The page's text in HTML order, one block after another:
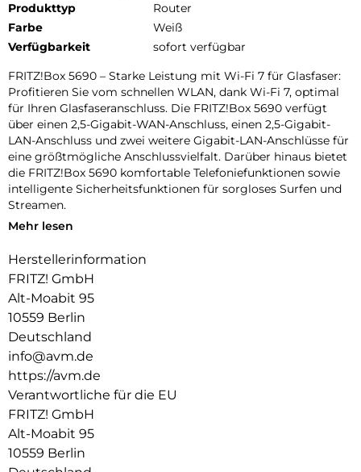
Produkttyp
Router
Farbe
Weiß
Verfügbarkeit
sofort verfügbar
FRITZ!Box 5690 – Starke Leistung mit Wi-Fi 7 für Glasfaser:
Profitieren Sie vom schnellen WLAN, dank Wi-Fi 7, optimal
für Ihren Glasfaseranschluss. Die FRITZ!Box 5690 verfügt
über einen 2,5-Gigabit-WAN-Anschluss, einen 2,5-Gigabit-
LAN-Anschluss und zwei weitere Gigabit-LAN-Anschlüsse für
eine größtmögliche Anschlussvielfalt. Darüber hinaus bietet
die FRITZ!Box 5690 komfortable Telefoniefunktionen sowie
intelligente Sicherheitsfunktionen für sorgloses Surfen und
Streamen.
Wi-Fi 7 – Die neue Generation WLAN mit Multi-Gigabit!:
noch stärkere Verbindungen für viele Geräte. Es ist daher
ideal für Echtzeitanwendungen wie Gaming, Virtual Reality
oder Videokonferenzen. Wi-Fi 7 ist perfekt in die FRITZ!-
Umgebung integriert – alle WLAN-Geräte arbeiten im WLAN
Mesh optimal zusammen und bieten Ihnen
Höchstgeschwindigkeit.
Die neueste WLAN-Generation hat einige Tricks gelernt, um
Ihr WLAN-Erlebnis zu perfektionieren: Multi-Link-Operation
Frequenzbändern gleichzeitig Daten zu senden und zu
empfangen. Mit dem Punctured Mode kann Ihr WLAN
Störungen umschiffen. Ihre FRITZ!Box kümmert sich ganz
Mehr lesen
Herstellerinformation
FRITZ! GmbH
Alt-Moabit 95
10559 Berlin
Deutschland
info@avm.de
https://avm.de
Verantwortliche für die EU
FRITZ! GmbH
Alt-Moabit 95
10559 Berlin